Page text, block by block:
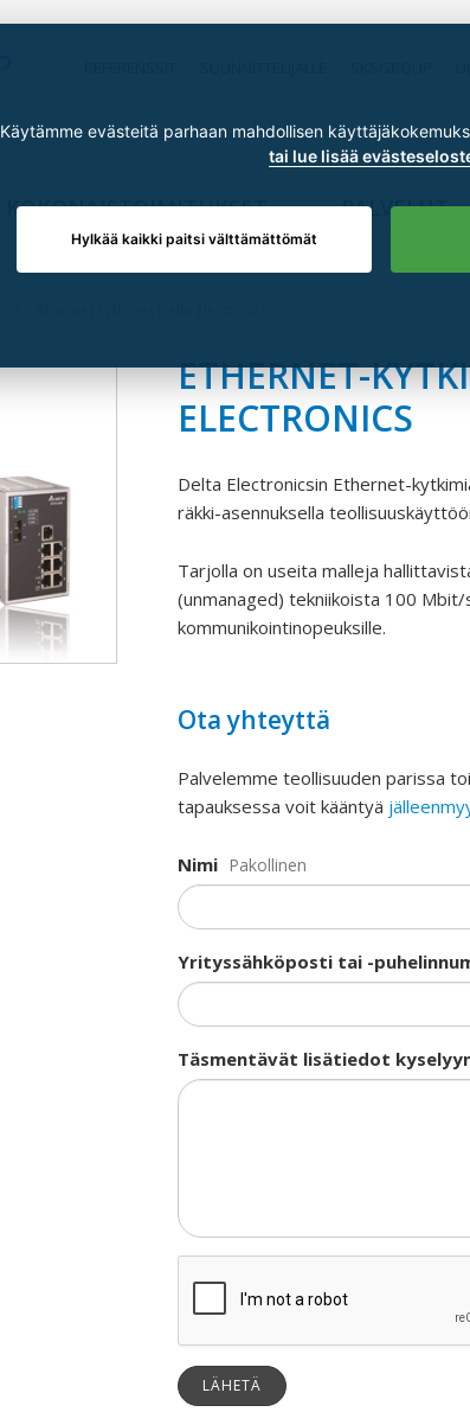
KOKONAISTOIMITUKSET PALVELUT
ETHERNET-
ELECTRONICS
Delta Electronicsin Ethernet-
räkki-asennuksella
Tarjolla on useita malleja
(unmanaged) tekniikoista 100
kommunikointinopeuksille.
Ota yhteyttä
Palvelemme teollisuuden parissa
tapauksessa voit kääntyä
Nimi Pakollinen
Yrityssähköposti tai -
Täsmentävät lisätiedot
LÄHETÄ
Käytämme evästeitä parhaan mahdollisen
tai lue lisää
Hylkää kaikki paitsi välttämättömät